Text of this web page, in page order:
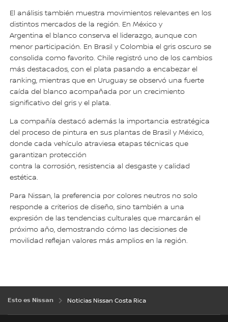
El análisis también muestra movimientos relevantes en los
distintos mercados de la región. En México y
Argentina el blanco conserva el liderazgo, aunque con
menor participación. En Brasil y Colombia el gris oscuro se
consolida como favorito. Chile registró uno de los cambios
más destacados, con el plata pasando a encabezar el
ranking, mientras que en Uruguay se observó una fuerte
caída del blanco acompañada por un crecimiento
significativo del gris y el plata.
La compañía destacó además la importancia estratégica
del proceso de pintura en sus plantas de Brasil y México,
donde cada vehículo atraviesa etapas técnicas que
garantizan protección
contra la corrosión, resistencia al desgaste y calidad
estética.
Para Nissan, la preferencia por colores neutros no solo
responde a criterios de diseño, sino también a una
expresión de las tendencias culturales que marcarán el
próximo año, demostrando cómo las decisiones de
movilidad reflejan valores más amplios en la región.
Esto es Nissan Noticias Nissan Costa Rica